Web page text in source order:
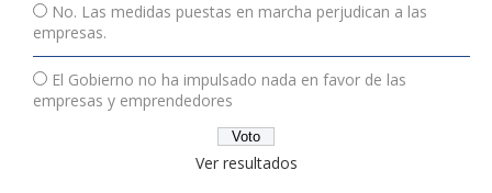
No. Las medidas puestas en marcha perjudican a las
empresas.
El Gobierno no ha impulsado nada en favor de las
empresas y emprendedores
Ver resultados